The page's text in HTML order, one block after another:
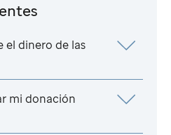
el dinero de las
mi donación